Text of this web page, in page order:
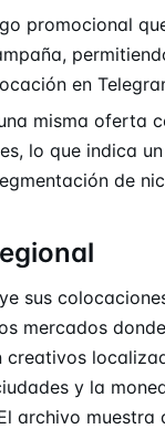
promocional
en
misma oferta
lo que indica
de
sus
mercados
creativos
y la
archivo muestra